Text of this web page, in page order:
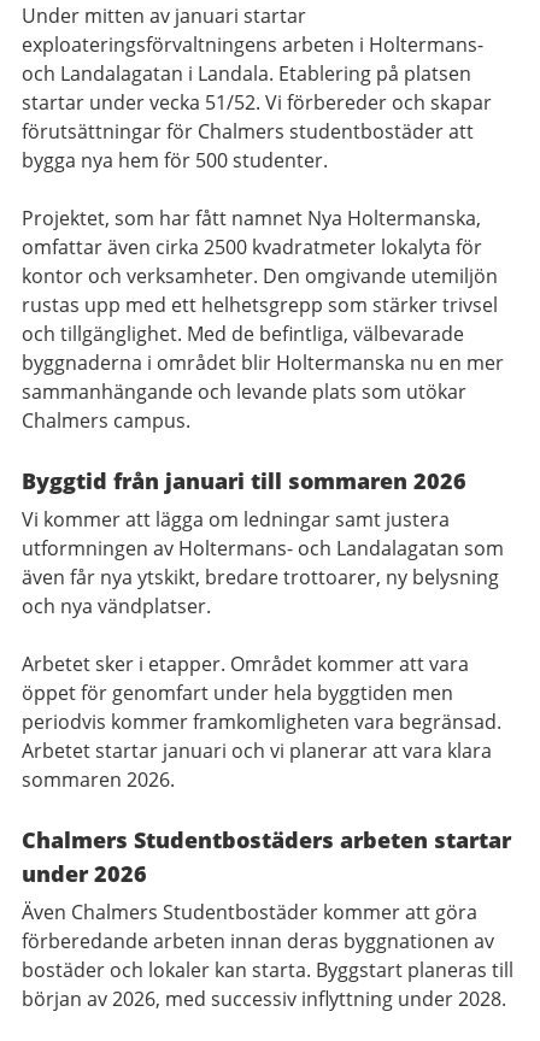
Under mitten av januari startar
exploateringsförvaltningens arbeten i Holtermans-
och Landalagatan i Landala. Etablering på platsen
startar under vecka 51/52. Vi förbereder och skapar
förutsättningar för Chalmers studentbostäder att
bygga nya hem för 500 studenter.
Projektet, som har fått namnet Nya Holtermanska,
omfattar även cirka 2500 kvadratmeter lokalyta för
kontor och verksamheter. Den omgivande utemiljön
rustas upp med ett helhetsgrepp som stärker trivsel
och tillgänglighet. Med de befintliga, välbevarade
byggnaderna i området blir Holtermanska nu en mer
sammanhängande och levande plats som utökar
Chalmers campus.
Byggtid från januari till sommaren 2026
Vi kommer att lägga om ledningar samt justera
utformningen av Holtermans- och Landalagatan som
även får nya ytskikt, bredare trottoarer, ny belysning
och nya vändplatser.
Arbetet sker i etapper. Området kommer att vara
öppet för genomfart under hela byggtiden men
periodvis kommer framkomligheten vara begränsad.
Arbetet startar januari och vi planerar att vara klara
sommaren 2026.
Chalmers Studentbostäders arbeten startar
under 2026
Även Chalmers Studentbostäder kommer att göra
förberedande arbeten innan deras byggnationen av
bostäder och lokaler kan starta. Byggstart planeras till
början av 2026, med successiv inflyttning under 2028.